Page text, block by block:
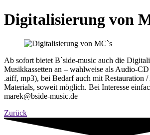
Digitalisierung von
Ab sofort bietet B`side-music auch die
Musikkassetten an – wahlweise als Audio-
.aiff, mp3), bei Bedarf auch mit Restauration
Materials, soweit möglich. Bei Interesse
marek@bside-music.de
Zurück